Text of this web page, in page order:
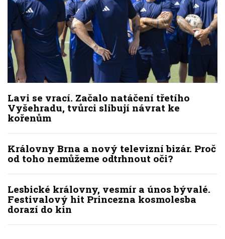
Lavi se vrací. Začalo natáčení třetího
Vyšehradu, tvůrci slibují návrat ke
kořenům
Královny Brna a nový televizní bizár. Proč
od toho nemůžeme odtrhnout oči?
Lesbické královny, vesmír a únos bývalé.
Festivalový hit Princezna kosmolesba
dorazí do kin